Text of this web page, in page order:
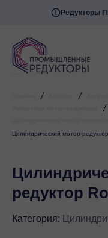
Редукторы
/ /
/
Цилиндрический мотор-
редуктор
Категория: